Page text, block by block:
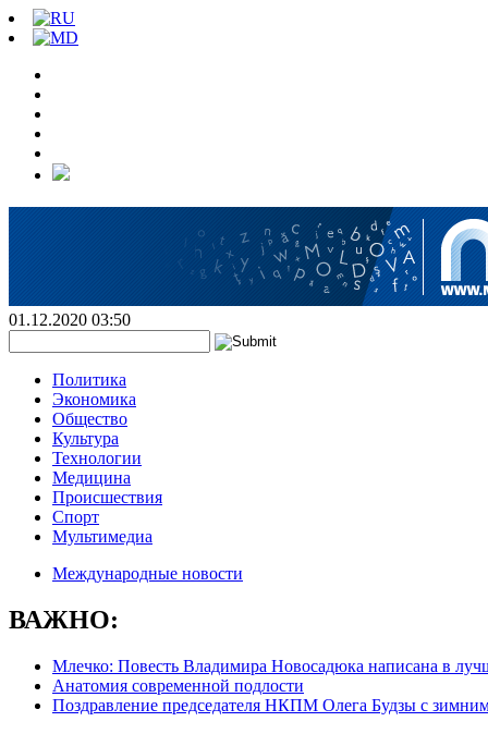
01.12.2020 03:50
Политика
Экономика
Общество
Культура
Технологии
Медицина
Происшествия
Спорт
Мультимедиа
Международные новости
ВАЖНО:
Млечко: Повесть Владимира Новосадюка написана в
Анатомия современной подлости
Поздравление председателя НКПМ Олега Будзы с